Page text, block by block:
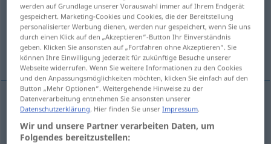
Übersicht aller Übersetzungen
(Für mehr Details die Übersetzung anklicken/antippen)
färgstark
färgstark profiliertPerson
werden auf Grundlage unserer Vorauswahl immer auf Ihrem Endgerät
gespeichert. Marketing-Cookies und Cookies, die der Bereitstellung
personalisierter Werbung dienen, werden nur gespeichert, wenn Sie uns
durch einen Klick auf den „Akzeptieren“-Button Ihr Einverständnis
geben. Klicken Sie ansonsten auf „Fortfahren ohne Akzeptieren“. Sie
können Ihre Einwilligung jederzeit für zukünftige Besuche unserer
Webseite widerrufen. Wenn Sie weitere Informationen zu den Cookies
und den Anpassungsmöglichkeiten möchten, klicken Sie einfach auf den
Button „Mehr Optionen“. Weitergehende Hinweise zu der
Datenverarbeitung entnehmen Sie ansonsten unserer
Datenschutzerklärung. Hier finden Sie unserImpressum.
Wir und unsere Partner verarbeiten Daten, um
Folgendes bereitzustellen: